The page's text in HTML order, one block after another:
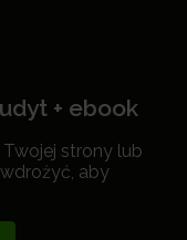
+ ebook
strony lub
aby